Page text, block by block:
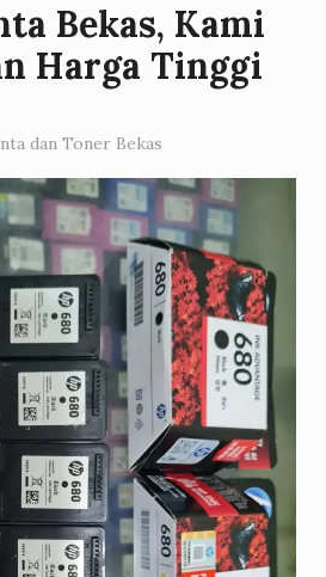
Bekas, Kami
Harga Tinggi
dan Toner Bekas